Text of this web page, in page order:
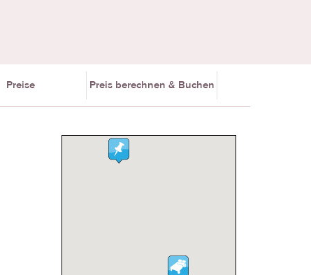
Preise Preis berechnen & Buchen